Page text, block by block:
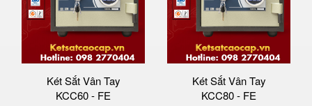
Két Sắt Vân Tay
KCC60 - FE
Két Sắt Vân Tay
KCC80 - FE